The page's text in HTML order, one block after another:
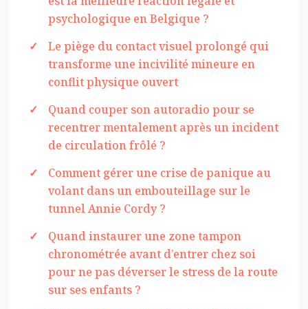
psychologique en Belgique ?
Le piège du contact visuel prolongé qui
transforme une incivilité mineure en
conflit physique ouvert
Quand couper son autoradio pour se
recentrer mentalement après un incident
de circulation frôlé ?
Comment gérer une crise de panique au
volant dans un embouteillage sur le
tunnel Annie Cordy ?
Quand instaurer une zone tampon
chronométrée avant d’entrer chez soi
pour ne pas déverser le stress de la route
sur ses enfants ?